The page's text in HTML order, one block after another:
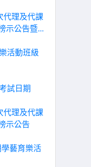
代理及代課
示公告暨...
活動班級
試日期
代理及代課
示公告
藝育樂活